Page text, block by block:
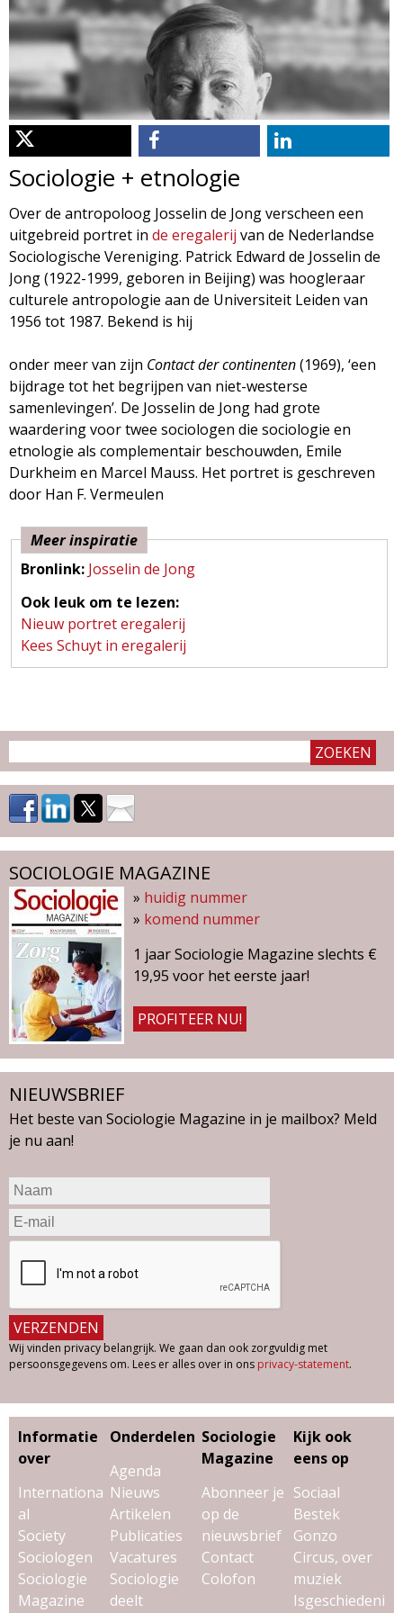
i
o
l
o
g
i
e
M
a
g
a
z
i
n
e
d
m
e
n
u
Sociologie + etnologie
Over de antropoloog Josselin de Jong verscheen een
uitgebreid portret in de eregalerij van de Nederlandse
Sociologische Vereniging. Patrick Edward de Josselin de
Jong (1922-1999, geboren in Beijing) was hoogleraar
culturele antropologie aan de Universiteit Leiden van
1956 tot 1987. Bekend is hij
onder meer van zijn Contact der continenten(1969), ‘een
bijdrage tot het begrijpen van niet-westerse
samenlevingen’. De Josselin de Jong had grote
waardering voor twee sociologen die sociologie en
etnologie als complementair beschouwden, Emile
Durkheim en Marcel Mauss. Het portret is geschreven
door Han F. Vermeulen
Meer inspiratie
Bronlink: Josselin de Jong
Ook leuk om te lezen:
Nieuw portret eregalerij
Kees Schuyt in eregalerij
SOCIOLOGIE MAGAZINE
» huidig nummer
» komend nummer
1 jaar Sociologie Magazine slechts €
19,95 voor het eerste jaar!
PROFITEER NU!
NIEUWSBRIEF
Het beste van Sociologie Magazine in je mailbox? Meld
je nu aan!
Wij vinden privacy belangrijk. We gaan dan ook zorgvuldig met
persoonsgegevens om. Lees er alles over in ons privacy-statement.
Informatie
over
Internationa
al
Society
Sociologen
Sociologie
Magazine
Onderdelen
Agenda
Nieuws
Artikelen
Publicaties
Vacatures
Sociologie
deelt
Sociologie
Magazine
Abonneer je
op de
nieuwsbrief
Contact
Colofon
Kijk ook
eens op
Sociaal
Bestek
Gonzo
Circus, over
muziek
Isgeschiedeni